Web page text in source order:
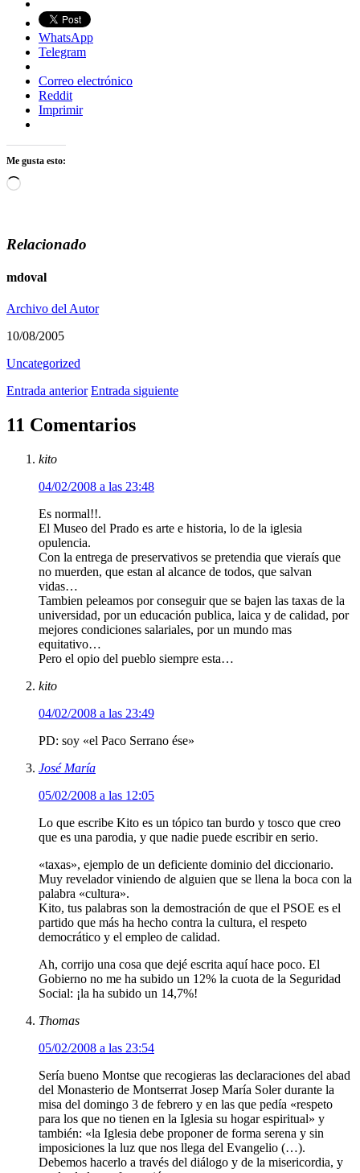
WhatsApp
Telegram
Correo electrónico
Reddit
Imprimir
Me gusta esto:
Cargando...
Relacionado
mdoval
Archivo del Autor
10/08/2005
Uncategorized
Entrada anterior Entrada siguiente
11 Comentarios
kito
04/02/2008 a las 23:48
Es normal!!.
El Museo del Prado es arte e historia, lo de la iglesia
opulencia.
Con la entrega de preservativos se pretendia que vieraís que
no muerden, que estan al alcance de todos, que salvan
vidas…
Tambien peleamos por conseguir que se bajen las taxas de la
universidad, por un educación publica, laica y de calidad, por
mejores condiciones salariales, por un mundo mas
equitativo…
Pero el opio del pueblo siempre esta…
kito
04/02/2008 a las 23:49
PD: soy «el Paco Serrano ése»
José María
05/02/2008 a las 12:05
Lo que escribe Kito es un tópico tan burdo y tosco que creo
que es una parodia, y que nadie puede escribir en serio.
«taxas», ejemplo de un deficiente dominio del diccionario.
Muy revelador viniendo de alguien que se llena la boca con la
palabra «cultura».
Kito, tus palabras son la demostración de que el PSOE es el
partido que más ha hecho contra la cultura, el respeto
democrático y el empleo de calidad.
Ah, corrijo una cosa que dejé escrita aquí hace poco. El
Gobierno no me ha subido un 12% la cuota de la Seguridad
Social: ¡la ha subido un 14,7%!
Thomas
05/02/2008 a las 23:54
Sería bueno Montse que recogieras las declaraciones del abad
del Monasterio de Montserrat Josep María Soler durante la
misa del domingo 3 de febrero y en las que pedía «respeto
para los que no tienen en la Iglesia su hogar espiritual» y
también: «la Iglesia debe proponer de forma serena y sin
imposiciones la luz que nos llega del Evangelio (…).
Debemos hacerlo a través del diálogo y de la misericordia, y